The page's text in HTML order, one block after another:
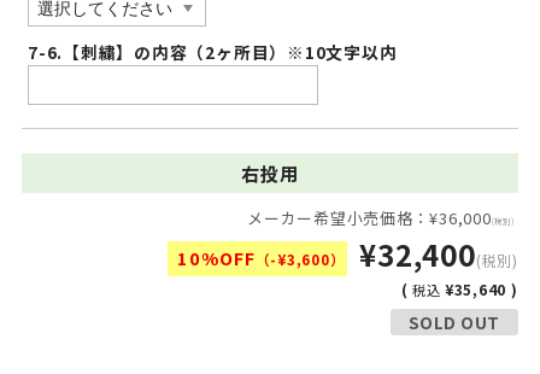
7-6.【刺繍】の内容（2ヶ所目）※10文字以内
右投用
メーカー希望小売価格：¥36,000(税別)
10%OFF （-¥3,600） ¥32,400(税別)
(税込 ¥35,640 )
SOLD OUT